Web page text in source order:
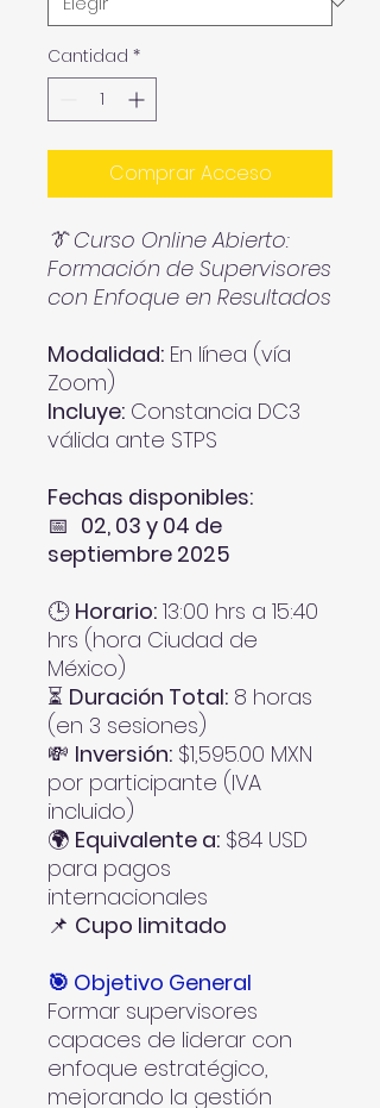
Cantidad *
Comprar Acceso
👔 Curso Online Abierto:
Formación de Supervisores
con Enfoque en Resultados
Modalidad: En línea (vía
Zoom)
Incluye: Constancia DC3
válida ante STPS
Fechas disponibles:
📅 02, 03 y 04 de
septiembre 2025
🕒 Horario: 13:00 hrs a 15:40
hrs (hora Ciudad de
México)
⏳ Duración Total: 8 horas
(en 3 sesiones)
💸 Inversión: $1,595.00 MXN
por participante (IVA
incluido)
🌍 Equivalente a: $84 USD
para pagos
internacionales
📌 Cupo limitado
🎯 Objetivo General
Formar supervisores
capaces de liderar con
enfoque estratégico,
mejorando la gestión